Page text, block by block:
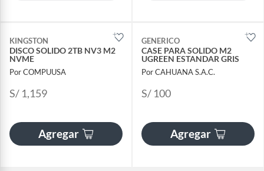
KINGSTON
DISCO SOLIDO 2TB NV3 M2
NVME
Por COMPUUSA
S/ 1,159
Agregar
GENERICO
CASE PARA SOLIDO M2
UGREEN ESTANDAR GRIS
Por CAHUANA S.A.C.
S/ 100
Agregar